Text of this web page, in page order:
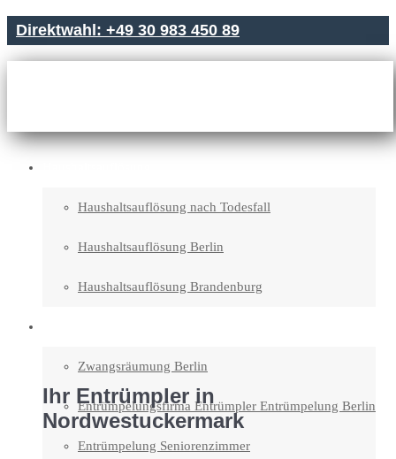
Direktwahl: +49 30 983 450 89
Haushaltsauflösung nach Todesfall
Haushaltsauflösung Berlin
Haushaltsauflösung Brandenburg
Zwangsräumung Berlin
Entrümpelungsfirma Entrümpler Entrümpelung Berlin
Entrümpelung Seniorenzimmer
Ihr Entrümpler in
Nordwestuckermark